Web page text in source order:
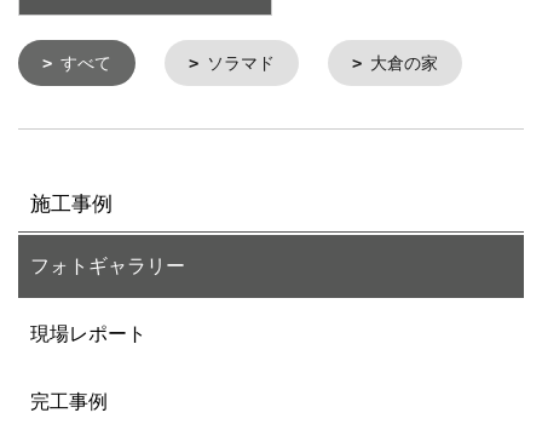
すべて ソラマド 大倉の家
施工事例
フォトギャラリー
現場レポート
完工事例